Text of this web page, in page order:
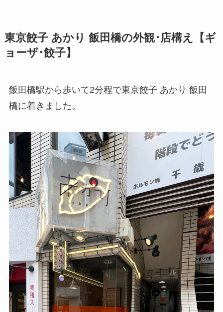
東京餃子 あかり 飯田橋の外観･店構え【ギ
ョーザ･餃子】
飯田橋駅から歩いて2分程で東京餃子 あかり 飯田
橋に着きました。